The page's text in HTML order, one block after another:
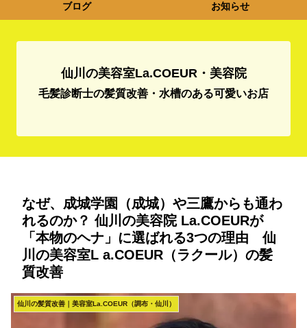
ブログ お知らせ
仙川の美容室La.COEUR・美容院
毛髪診断士の髪質改善・水槽のある可愛いお店
なぜ、成城学園（成城）や三鷹からも通わ
れるのか？ 仙川の美容院 La.COEURが
「本物のヘナ」に選ばれる3つの理由 仙
川の美容室L a.COEUR（ラクール）の髪
質改善
仙川の髪質改善｜美容室La.COEUR（調布・仙川）